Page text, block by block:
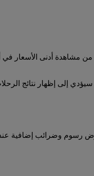
مشاهدة أدنى الأسعار
سيؤدي إلى إظهار نتائج
وضرائب إضافية عند